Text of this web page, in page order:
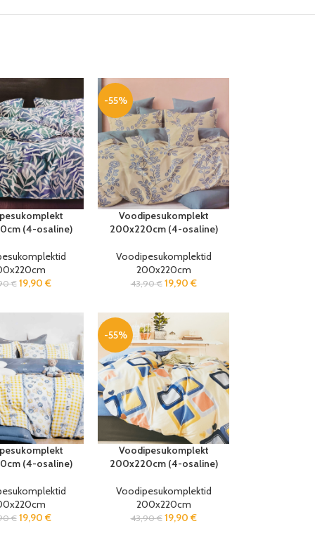
(4-osaline)
€ 19,90 €
-55%
Voodipesukomplekt
200x220cm (4-osaline)
Voodipesukomplektid
200x220cm
43,90€ 19,90 €
(4-osaline)
€ 19,90 €
-55%
Voodipesukomplekt
200x220cm (4-osaline)
Voodipesukomplektid
200x220cm
43,90€ 19,90 €